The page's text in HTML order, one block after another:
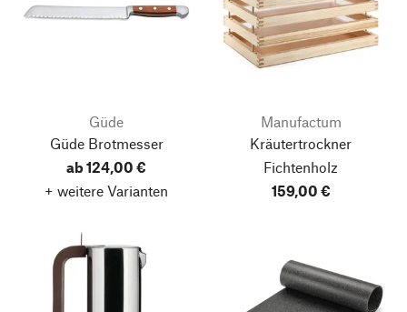
Güde
Güde Brotmesser
ab 124,00 €
+ weitere Varianten
Manufactum
Kräutertrockner
Fichtenholz
159,00 €